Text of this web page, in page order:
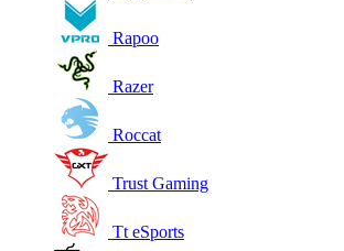
Rapoo
Razer
Roccat
Trust Gaming
Tt eSports